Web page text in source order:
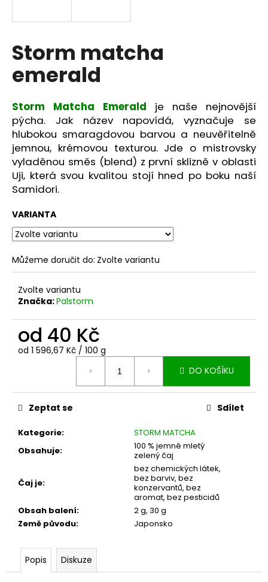
Storm matcha
emerald
Storm Matcha Emerald je naše nejnovější
pýcha. Jak název napovídá, vyznačuje se
hlubokou smaragdovou barvou a neuvěřitelně
jemnou, krémovou texturou. Jde o mistrovsky
vyladěnou směs (blend) z první sklizně v oblasti
Uji, která svou kvalitou stojí hned po boku naší
Samidori.
VARIANTA
Můžeme doručit do: Zvolte variantu
Zvolte variantu
Značka:Palstorm
od 40 Kč
Měrná
od 1 596,67 Kč / 100 g
DO KOŠÍKU
Kategorie:
STORM MATCHA
Obsahuje:
100 % jemně mletý
zelený čaj
Čaj je:
bez chemických látek,
bez barviv, bez
konzervantů, bez
aromat, bez pesticidů
Obsah balení:
2 g, 30 g
Země původu: Japonsko
Zeptat se Sdílet
Popis Diskuze
í
t
?
HLEDAT
D
p
o
r
u
č
u
e
m
e
NA
METLIČKU
Kč